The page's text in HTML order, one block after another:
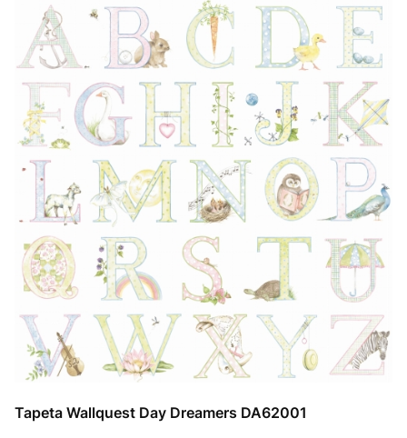
Tapeta Wallquest Day Dreamers DA62001